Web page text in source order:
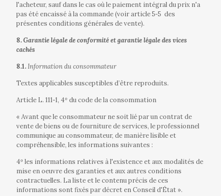
l'acheteur, sauf dans le cas où le paiement intégral du prix n'a
pas été encaissé à la commande (voir article 5‐5 des
présentes conditions générales de vente).
8.Garantie légale de conformité et garantie légale des vices
cachés
8.1.Information du consommateur
Textes applicables susceptibles d’être reproduits.
Article L. 111‐1, 4º du code de la consommation
« Avant que le consommateur ne soit lié par un contrat de
vente de biens ou de fourniture de services, le professionnel
communique au consommateur, de manière lisible et
compréhensible, les informations suivantes :
4º les informations relatives à l'existence et aux modalités de
mise en oeuvre des garanties et aux autres conditions
contractuelles. La liste et le contenu précis de ces
informations sont fixés par décret en Conseil d'État ».